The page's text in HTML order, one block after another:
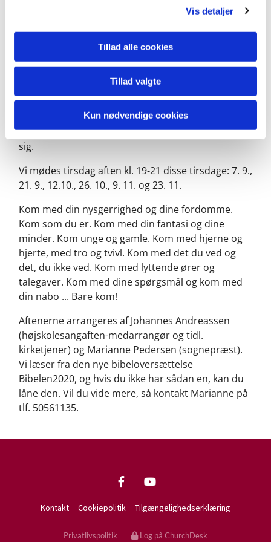
Vis detaljer
Tillad alle cookies
Tillad valgte
Kun nødvendige cookies
lidt sjovt, at der lige er 24 kapitler, ligesom der i
december er 24 dage til jul, når det netop er Lukas,
der fortæller "juleevangeliet" om Jesus' fødsel, som
mange hører hvert år til jul?). Du bestemmer selv
eller bare møde op og deltage. Vi prøver at åbne
teksterne på nye måder ved at inddrage sjove
videoer, sange og forskellige oversættelser og den
viden og de erfaringer, som deltagerne har med
sig.
Vi mødes tirsdag aften kl. 19-21 disse tirsdage: 7. 9.,
21. 9., 12.10., 26. 10., 9. 11. og 23. 11.
Kom med din nysgerrighed og dine fordomme.
Kom som du er. Kom med din fantasi og dine
minder. Kom unge og gamle. Kom med hjerne og
hjerte, med tro og tvivl. Kom med det du ved og
det, du ikke ved. Kom med lyttende ører og
talegaver. Kom med dine spørgsmål og kom med
din nabo ... Bare kom!
Aftenerne arrangeres af Johannes Andreassen
(højskolesangaften-medarrangør og tidl.
kirketjener) og Marianne Pedersen (sognepræst).
Vi læser fra den nye bibeloversættelse
Bibelen2020, og hvis du ikke har sådan en, kan du
låne den. Vil du vide mere, så kontakt Marianne på
tlf. 50561135.
Kontakt Cookiepolitik Tilgængelighedserklæring
Privatlivspolitik Log på ChurchDesk